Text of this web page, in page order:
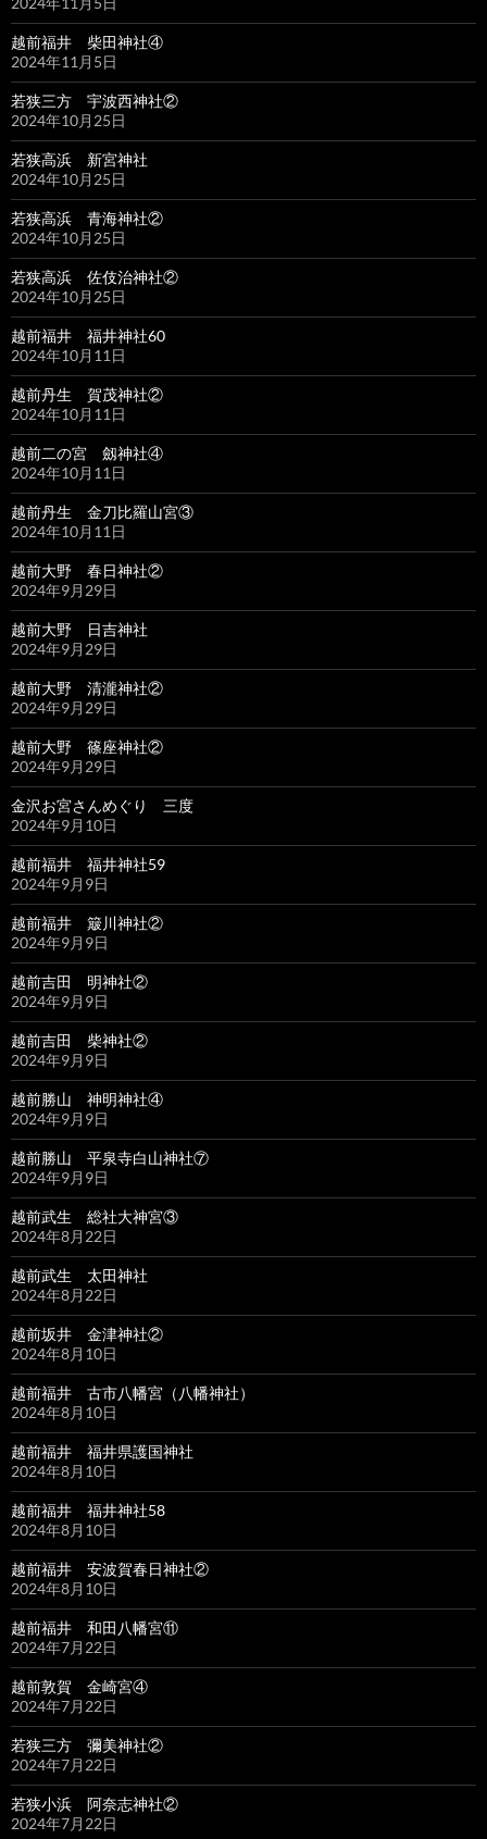
越前福井 柴田神社④
2024年11月5日
若狭三方 宇波西神社②
2024年10月25日
若狭高浜 新宮神社
2024年10月25日
若狭高浜 青海神社②
2024年10月25日
若狭高浜 佐伎治神社②
2024年10月25日
越前福井 福井神社60
2024年10月11日
越前丹生 賀茂神社②
2024年10月11日
越前二の宮 劔神社④
2024年10月11日
越前丹生 金刀比羅山宮③
2024年10月11日
越前大野 春日神社②
2024年9月29日
越前大野 日吉神社
2024年9月29日
越前大野 清瀧神社②
2024年9月29日
越前大野 篠座神社②
2024年9月29日
金沢お宮さんめぐり 三度
2024年9月10日
越前福井 福井神社59
2024年9月9日
越前福井 簸川神社②
2024年9月9日
越前吉田 明神社②
2024年9月9日
越前吉田 柴神社②
2024年9月9日
越前勝山 神明神社④
2024年9月9日
越前勝山 平泉寺白山神社⑦
2024年9月9日
越前武生 総社大神宮③
2024年8月22日
越前武生 太田神社
2024年8月22日
越前坂井 金津神社②
2024年8月10日
越前福井 古市八幡宮（八幡神社）
2024年8月10日
越前福井 福井県護国神社
2024年8月10日
越前福井 福井神社58
2024年8月10日
越前福井 安波賀春日神社②
2024年8月10日
越前福井 和田八幡宮⑪
2024年7月22日
越前敦賀 金崎宮④
2024年7月22日
若狭三方 彌美神社②
2024年7月22日
若狭小浜 阿奈志神社②
2024年7月22日